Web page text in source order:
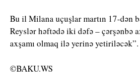
Bu il Milana uçuşlar martın 17-dən
Reyslər həftədə iki dəfə – çərşənbə
axşamı olmaq ilə yerinə yetiriləcək”.
©BAKU.WS